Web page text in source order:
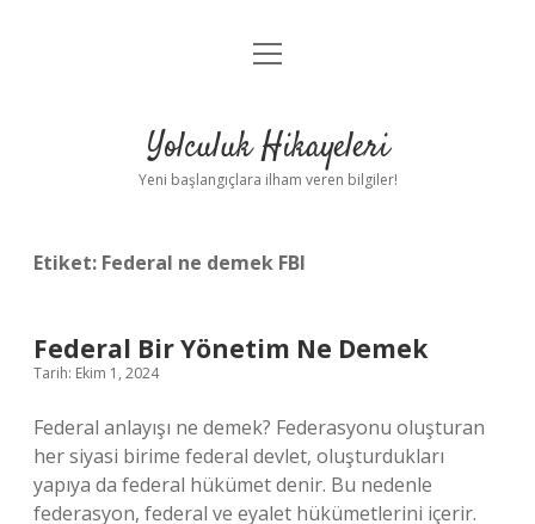
Anasayfa
Yasal Uyarı
menüyü
Yolculuk Hikayeleri
Yeni başlangıçlara ilham veren bilgiler!
Etiket: Federal ne demek FBI
Federal Bir Yönetim Ne Demek
Tarih: Ekim 1, 2024
Federal anlayışı ne demek? Federasyonu oluşturan
her siyasi birime federal devlet, oluşturdukları
yapıya da federal hükümet denir. Bu nedenle
federasyon, federal ve eyalet hükümetlerini içerir.